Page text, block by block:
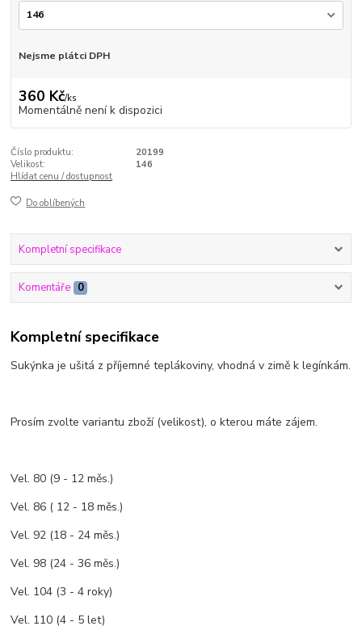
Nejsme plátci DPH
360 Kč/ks
Momentálně není k dispozici
Číslo produktu:
20199
Velikost:
146
Hlídat cenu / dostupnost
Do oblíbených
Kompletní specifikace
Komentáře 0
Kompletní specifikace
Sukýnka je ušitá z příjemné teplákoviny, vhodná v zimě k legínkám.
Prosím zvolte variantu zboží (velikost), o kterou máte zájem.
Vel. 80 (9 - 12 měs.)
Vel. 86 ( 12 - 18 měs.)
Vel. 92 (18 - 24 měs.)
Vel. 98 (24 - 36 měs.)
Vel. 104 (3 - 4 roky)
Vel. 110 (4 - 5 let)